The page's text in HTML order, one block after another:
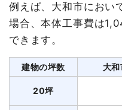
例えば、大和市におい
場合、本体工事費は
できます。
建物の坪数 大和
20坪